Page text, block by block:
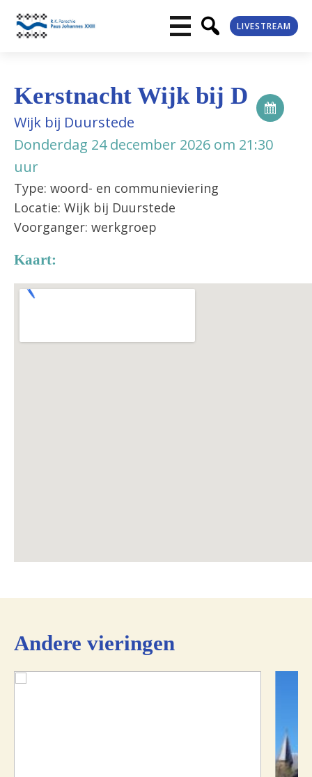
LIVESTREAM
Kerstnacht Wijk bij D
Wijk bij Duurstede
Donderdag 24 december 2026 om 21:30
uur
Type: woord- en communieviering
Locatie: Wijk bij Duurstede
Voorganger: werkgroep
Kaart:
Andere vieringen